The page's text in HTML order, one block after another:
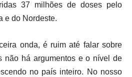
37 milhões de doses pelo
e do Nordeste.
onda, é ruim até falar sobre
não há argumentos e o nível de
no país inteiro. No nosso